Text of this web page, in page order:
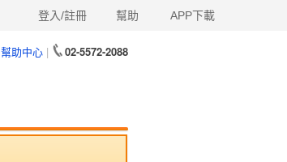
登入/註冊 幫助 APP下載
幫助中心 | 02-5572-2088